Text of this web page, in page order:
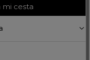
mi cesta